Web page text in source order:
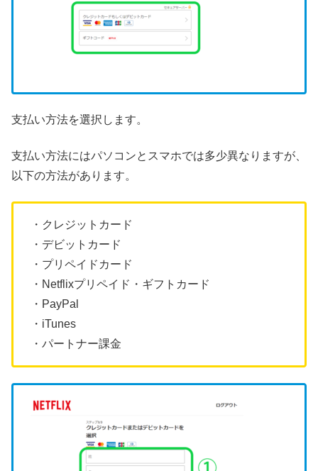
支払い方法を選択します。
支払い方法にはパソコンとスマホでは多少異なりますが、
以下の方法があります。
・クレジットカード
・デビットカード
・プリペイドカード
・Netflixプリペイド・ギフトカード
・PayPal
・iTunes
・パートナー課金